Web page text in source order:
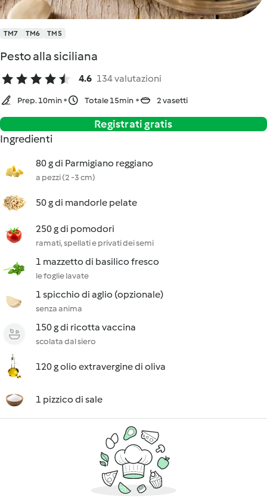
TM7 TM6 TM5
Pesto alla siciliana
4.6 134 valutazioni
Prep. 10min Totale 15min 2 vasetti
Registrati gratis
Ingredienti
80 g di Parmigiano reggiano
a pezzi (2 -3 cm)
50 g di mandorle pelate
250 g di pomodori
ramati, spellati e privati dei semi
1 mazzetto di basilico fresco
le foglie lavate
1 spicchio di aglio (opzionale)
senza anima
150 g di ricotta vaccina
scolata dal siero
120 g olio extravergine di oliva
1 pizzico di sale